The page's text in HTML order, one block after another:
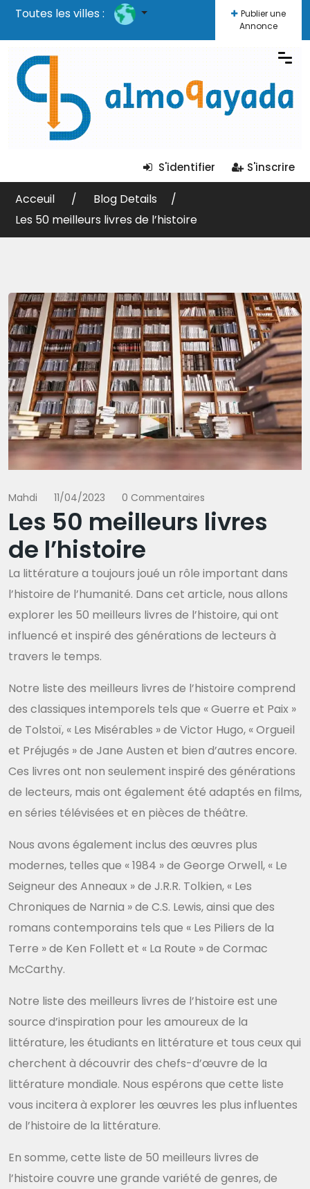
Toutes les villes :
Publier une
Annonce
S'identifier S'inscrire
Acceuil
Blog Details
Les 50 meilleurs livres de l’histoire
Mahdi 11/04/2023 0 Commentaires
Les 50 meilleurs livres
de l’histoire
La littérature a toujours joué un rôle important dans
l’histoire de l’humanité. Dans cet article, nous allons
explorer les 50 meilleurs livres de l’histoire, qui ont
influencé et inspiré des générations de lecteurs à
travers le temps.
Notre liste des meilleurs livres de l’histoire comprend
des classiques intemporels tels que « Guerre et Paix »
de Tolstoï, « Les Misérables » de Victor Hugo, « Orgueil
et Préjugés » de Jane Austen et bien d’autres encore.
Ces livres ont non seulement inspiré des générations
de lecteurs, mais ont également été adaptés en films,
en séries télévisées et en pièces de théâtre.
Nous avons également inclus des œuvres plus
modernes, telles que « 1984 » de George Orwell, « Le
Seigneur des Anneaux » de J.R.R. Tolkien, « Les
Chroniques de Narnia » de C.S. Lewis, ainsi que des
romans contemporains tels que « Les Piliers de la
Terre » de Ken Follett et « La Route » de Cormac
McCarthy.
Notre liste des meilleurs livres de l’histoire est une
source d’inspiration pour les amoureux de la
littérature, les étudiants en littérature et tous ceux qui
cherchent à découvrir des chefs-d’œuvre de la
littérature mondiale. Nous espérons que cette liste
vous incitera à explorer les œuvres les plus influentes
de l’histoire de la littérature.
En somme, cette liste de 50 meilleurs livres de
l’histoire couvre une grande variété de genres, de